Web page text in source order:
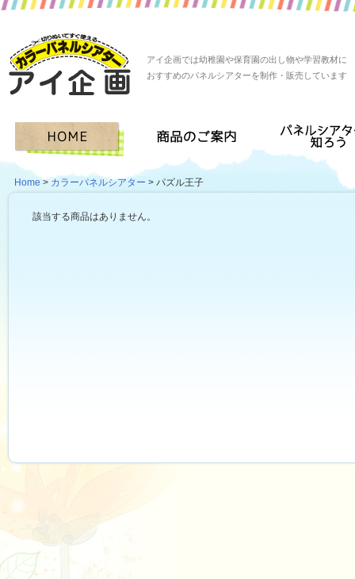
アイ企画では幼稚園や保育園の出し物や学習教材に
おすすめのパネルシアターを制作・販売しています
Home > カラーパネルシアター > パズル王子
該当する商品はありません。